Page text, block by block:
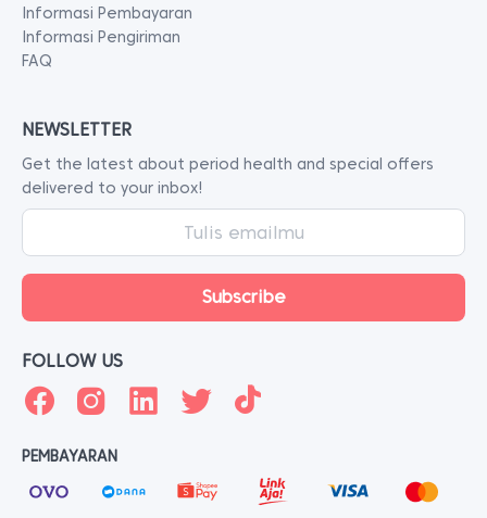
Informasi Pembayaran
Informasi Pengiriman
FAQ
NEWSLETTER
Get the latest about period health and special offers
delivered to your inbox!
FOLLOW US
PEMBAYARAN